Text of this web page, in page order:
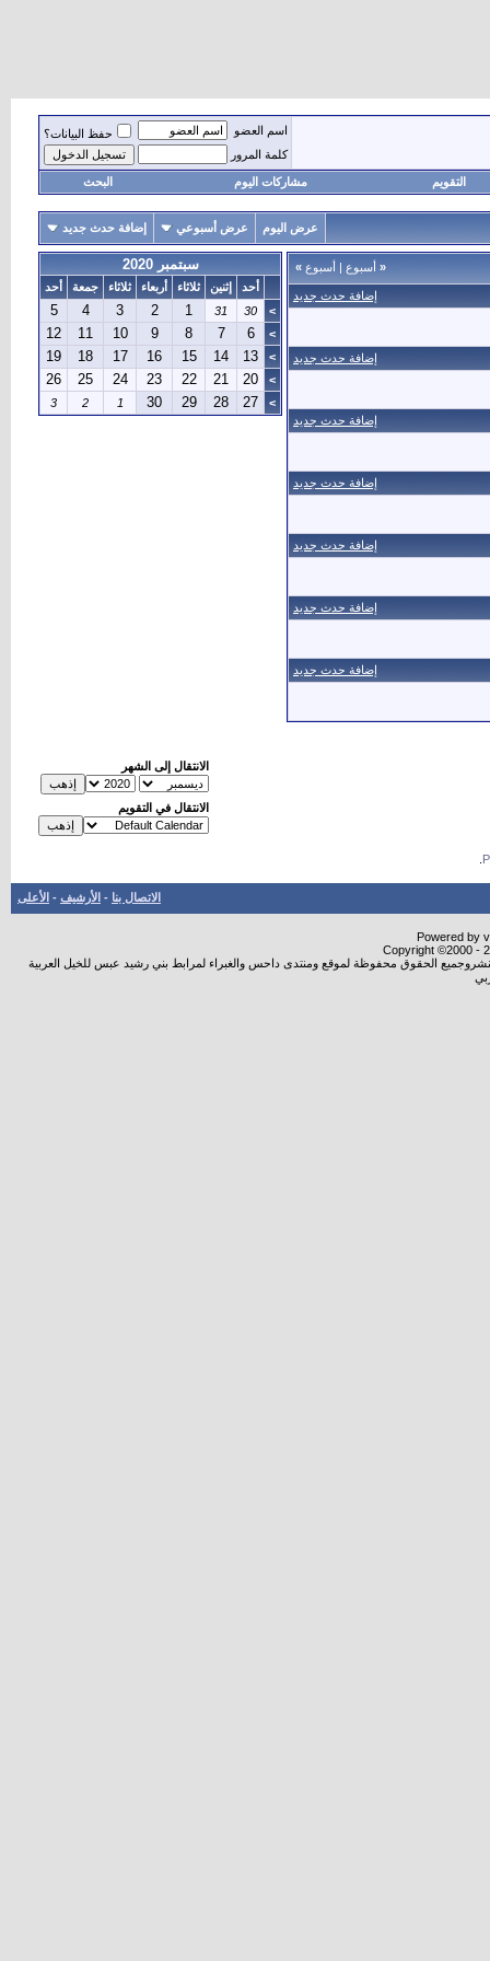
اسم العضو
حفظ البيانات؟
كلمة المرور
التقويم مشاركات اليوم البحث
عرض اليوم عرض أسبوعي إضافة حدث جديد
« أسبوع | أسبوع »
إضافة حدث جديد
إضافة حدث جديد
إضافة حدث جديد
إضافة حدث جديد
إضافة حدث جديد
إضافة حدث جديد
إضافة حدث جديد
سبتمبر 2020
أحد إثنين ثلاثاء أربعاء ثلاثاء جمعة
أحد
>
30
31
1
2
3
4
5
>
6
7
8
9
10
11
12
>
13
14
15
16
17
18
19
>
20
21
22
23
24
25
26
>
27
28
29
30
1
2
3
الانتقال إلى الشهر
الانتقال في التقويم
الاتصال بنا - الأرشيف - الأعلى
Powered by
Copyright ©2000 -
الحقوق محفوظة لموقع ومنتدى داحس والغبراء لمرابط بني رشيد عبس للخيل العربية